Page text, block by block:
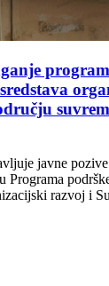
javne
Programa
razvoj i